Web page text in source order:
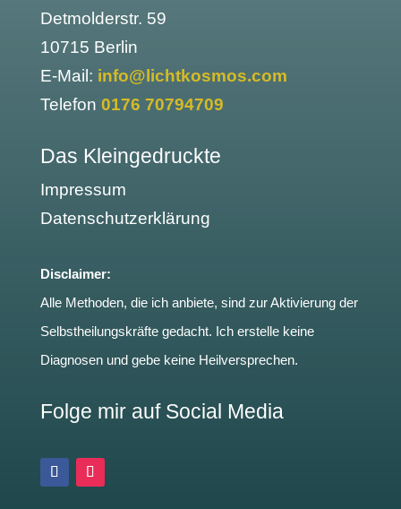
Detmolderstr. 59
10715 Berlin
E-Mail: info@lichtkosmos.com
Telefon 0176 70794709
Das Kleingedruckte
Impressum
Datenschutzerklärung
Disclaimer:
Alle Methoden, die ich anbiete, sind zur Aktivierung der
Selbstheilungskräfte gedacht. Ich erstelle keine
Diagnosen und gebe keine Heilversprechen.
Folge mir auf Social Media